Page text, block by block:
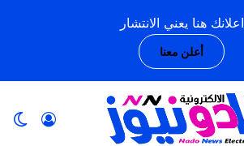
اعلانك هنا يعني الانتشار
أعلن معنا